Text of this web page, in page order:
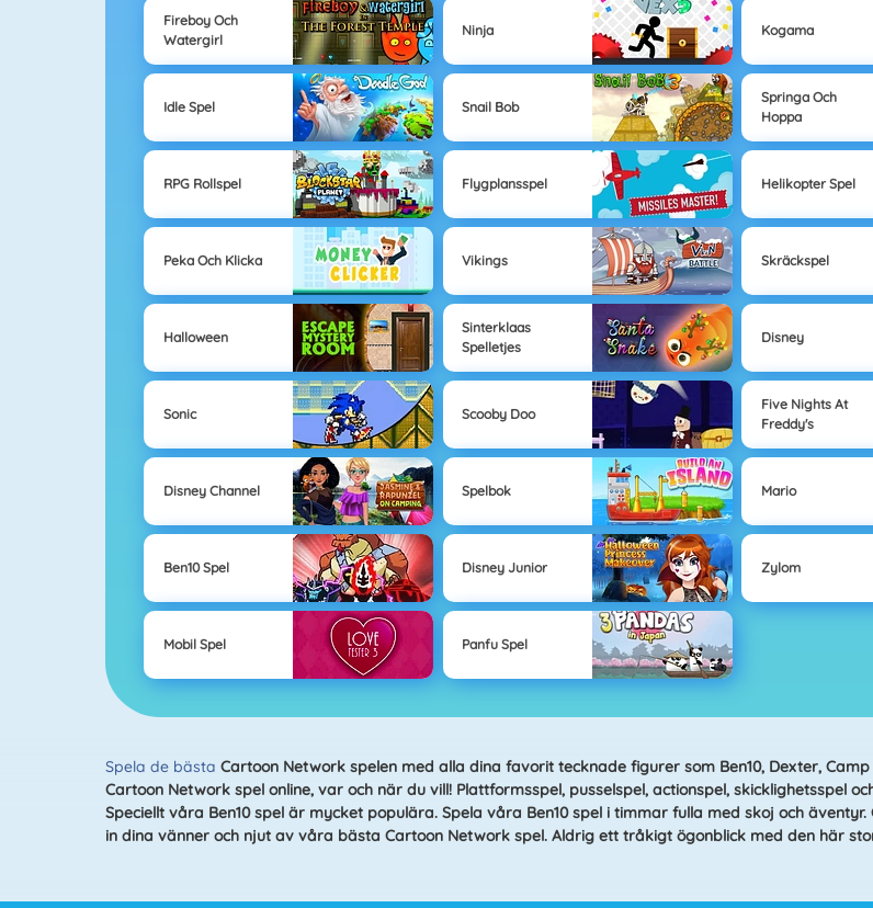
Fireboy Och
Watergirl
Ninja Kogama
Idle Spel Snail Bob
Springa Och
Hoppa
RPG Rollspel Flygplansspel Helikopter Spel
Peka Och Klicka Vikings Skräckspel
Halloween
Sinterklaas
Spelletjes
Disney
Sonic Scooby Doo
Five Nights At
Freddy's
Disney Channel Spelbok Mario
Ben10 Spel Disney Junior Zylom
Mobil Spel Panfu Spel
Spela de bästa Cartoon Network spelen med alla dina favorit tecknade figurer som Ben10, Dexter,
Cartoon Network spel online, var och när du vill! Plattformsspel, pusselspel, actionspel, skicklighetsspel
Speciellt våra Ben10 spel är mycket populära. Spela våra Ben10 spel i timmar fulla med skoj och
in dina vänner och njut av våra bästa Cartoon Network spel. Aldrig ett tråkigt ögonblick med den här